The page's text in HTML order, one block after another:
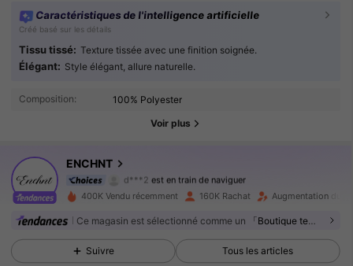
Caractéristiques de l'intelligence artificielle
Créé basé sur les détails
Tissu tissé: Texture tissée avec une finition soignée.
Élégant: Style élégant, allure naturelle.
Composition: 100% Polyester
Voir plus
ENCHNT
4.86 1.3M Suiveurs
1.3M Suiveurs
4.86
1.3M Suiveurs
4.86 1.3M Suiveurs
400K Vendu récemment 160K Rachat Augmentation du
Ce magasin est sélectionné comme un 「Boutique tendance」
Suivre Tous les articles